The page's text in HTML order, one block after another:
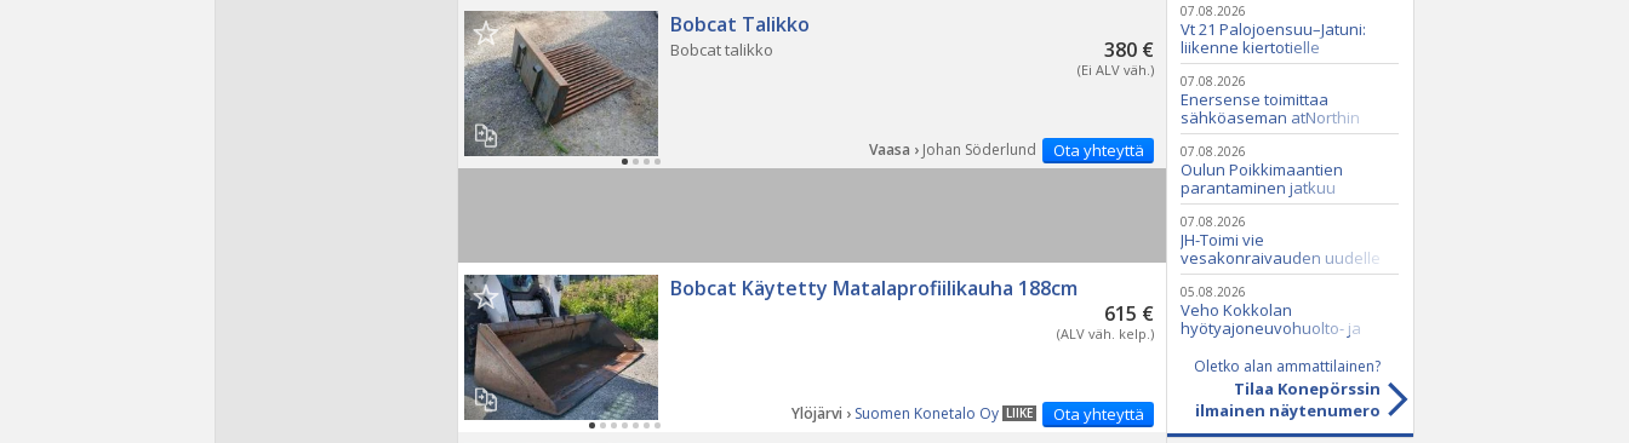
Bobcat Talikko
380 €
(Ei ALV väh.)
Bobcat talikko
Ota yhteyttä
Vaasa › Johan Söderlund
Bobcat Käytetty Matalaprofiilikauha 188cm
615 €
(ALV väh. kelp.)
Ota yhteyttä
LIIKE
Ylöjärvi › Suomen Konetalo Oy
07.08.2026
Vt 21 Palojoensuu–Jatuni:
liikenne kiertotielle
Nunasjoen silloilla
07.08.2026
Enersense toimittaa
sähköaseman atNorthin
datakeskukseen
07.08.2026
Oulun Poikkimaantien
parantaminen jatkuu
07.08.2026
JH-Toimi vie
vesakonraivauden uudelle
tasolle Casen ja Seppi-
murskaimen avulla
05.08.2026
Veho Kokkolan
hyötyajoneuvohuolto- ja
Oy:lle lokakuussa
Oletko alan ammattilainen?
Tilaa Konepörssin
ilmainen näytenumero